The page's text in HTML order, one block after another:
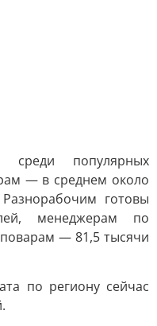
среди популярных
— в среднем около
готовы
менеджерам по
— 81,5 тысячи
по региону сейчас